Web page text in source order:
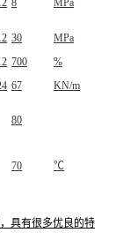
8 MPa
30
MPa
700
%
67 KN/m
80
70 ℃
具有很多优良的特